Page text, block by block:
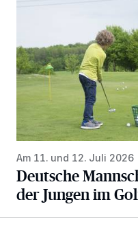
Am 11. und 12. Juli 2026
Deutsche
der Jungen im